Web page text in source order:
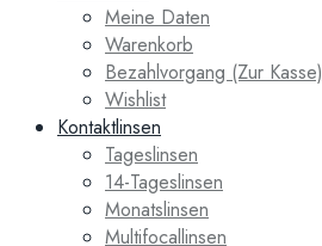
Meine Daten
Warenkorb
Bezahlvorgang (Zur Kasse)
Wishlist
Kontaktlinsen
Tageslinsen
14-Tageslinsen
Monatslinsen
Multifocallinsen